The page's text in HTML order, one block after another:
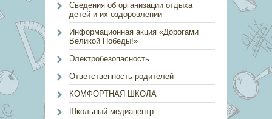
Сведения об организации отдыха
детей и их оздоровлении
Информационная акция «Дорогами
Великой Победы!»
Электробезопасность
Ответственность родителей
КОМФОРТНАЯ ШКОЛА
Школьный медиацентр